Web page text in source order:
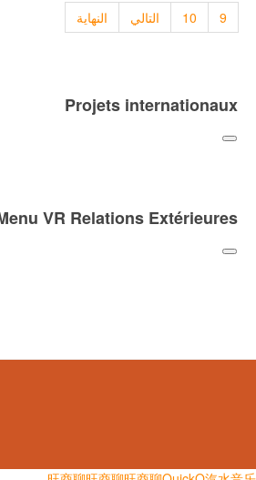
9
10 التالي النهاية
Projets internationaux
VR Relations Extérieures